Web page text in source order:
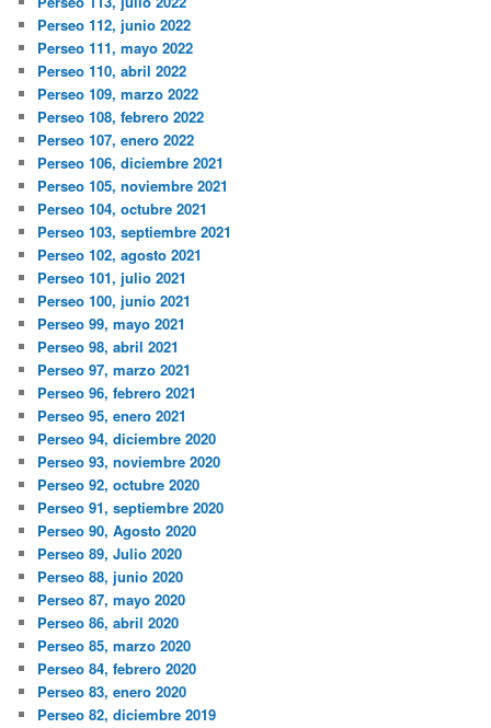
Perseo 112, junio 2022
Perseo 111, mayo 2022
Perseo 110, abril 2022
Perseo 109, marzo 2022
Perseo 108, febrero 2022
Perseo 107, enero 2022
Perseo 106, diciembre 2021
Perseo 105, noviembre 2021
Perseo 104, octubre 2021
Perseo 103, septiembre 2021
Perseo 102, agosto 2021
Perseo 101, julio 2021
Perseo 100, junio 2021
Perseo 99, mayo 2021
Perseo 98, abril 2021
Perseo 97, marzo 2021
Perseo 96, febrero 2021
Perseo 95, enero 2021
Perseo 94, diciembre 2020
Perseo 93, noviembre 2020
Perseo 92, octubre 2020
Perseo 91, septiembre 2020
Perseo 90, Agosto 2020
Perseo 89, Julio 2020
Perseo 88, junio 2020
Perseo 87, mayo 2020
Perseo 86, abril 2020
Perseo 85, marzo 2020
Perseo 84, febrero 2020
Perseo 83, enero 2020
Perseo 82, diciembre 2019